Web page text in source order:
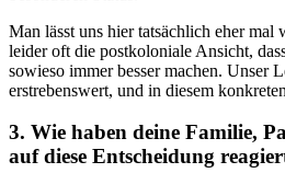
Man lässt uns hier tatsächlich eher mal
leider oft die postkoloniale Ansicht,
sowieso immer besser machen. Unser
erstrebenswert, und in diesem
3. Wie haben deine Familie,
auf diese Entscheidung